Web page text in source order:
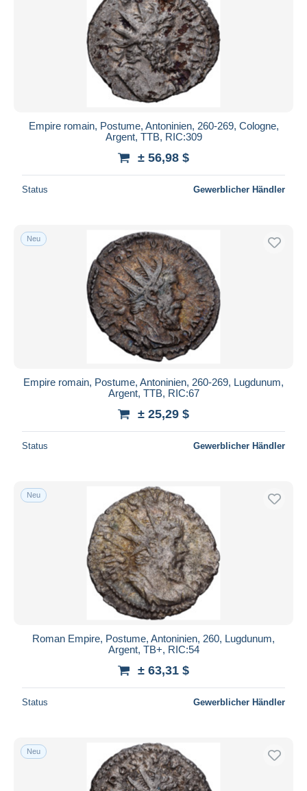
Empire romain, Postume, Antoninien, 260-269, Cologne,
Argent, TTB, RIC:309
± 56,98 $
Status Gewerblicher Händler
Neu
Empire romain, Postume, Antoninien, 260-269, Lugdunum,
Argent, TTB, RIC:67
± 25,29 $
Status Gewerblicher Händler
Neu
Roman Empire, Postume, Antoninien, 260, Lugdunum,
Argent, TB+, RIC:54
± 63,31 $
Status Gewerblicher Händler
Neu